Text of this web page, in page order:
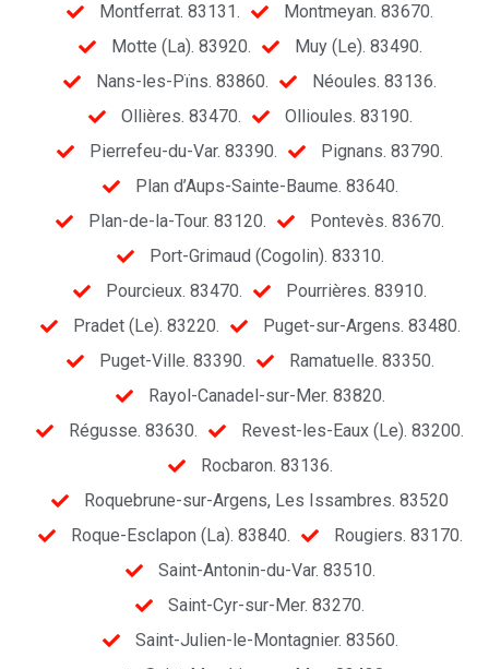
Montferrat. 83131.
Montmeyan. 83670.
Motte (La). 83920.
Muy (Le). 83490.
Nans-les-Pïns. 83860.
Néoules. 83136.
Ollières. 83470.
Ollioules. 83190.
Pierrefeu-du-Var. 83390.
Pignans. 83790.
Plan d’Aups-Sainte-Baume. 83640.
Plan-de-la-Tour. 83120.
Pontevès. 83670.
Port-Grimaud (Cogolin). 83310.
Pourcieux. 83470.
Pourrières. 83910.
Pradet (Le). 83220.
Puget-sur-Argens. 83480.
Puget-Ville. 83390.
Ramatuelle. 83350.
Rayol-Canadel-sur-Mer. 83820.
Régusse. 83630.
Revest-les-Eaux (Le). 83200.
Rocbaron. 83136.
Roquebrune-sur-Argens, Les Issambres. 83520
Roque-Esclapon (La). 83840.
Rougiers. 83170.
Saint-Antonin-du-Var. 83510.
Saint-Cyr-sur-Mer. 83270.
Saint-Julien-le-Montagnier. 83560.